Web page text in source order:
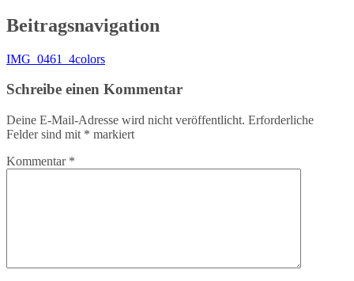
Beitragsnavigation
IMG_0461_4colors
Schreibe einen Kommentar
Deine E-Mail-Adresse wird nicht veröffentlicht. Erforderliche
Felder sind mit * markiert
Kommentar *